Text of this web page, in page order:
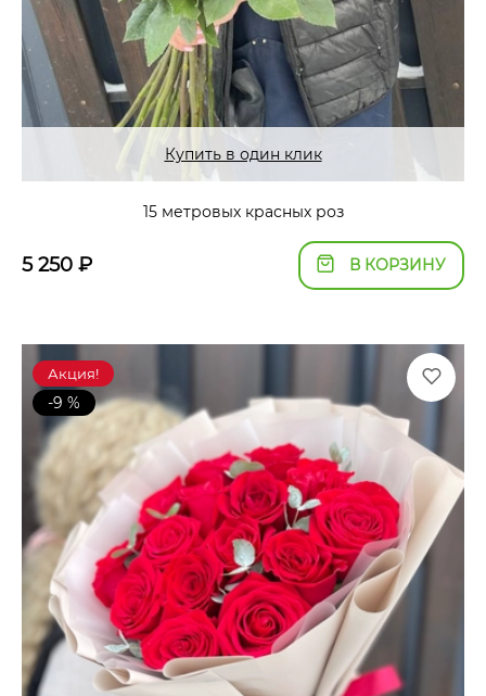
Купить в один клик
15 метровых красных роз
5 250 ₽ В КОРЗИНУ
Акция!
-9 %